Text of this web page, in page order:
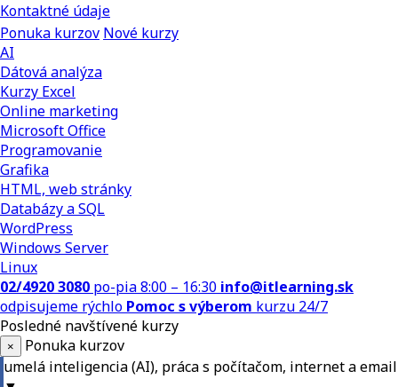
Kontaktné údaje
Ponuka kurzov Nové kurzy
AI
Dátová analýza
Kurzy Excel
Online marketing
Microsoft Office
Programovanie
Grafika
HTML, web stránky
Databázy a SQL
WordPress
Windows Server
Linux
02/4920 3080 po-pia 8:00 – 16:30 info@itlearning.sk
odpisujeme rýchlo Pomoc s výberom kurzu 24/7
Posledné navštívené kurzy
×
Ponuka kurzov
umelá inteligencia (AI), práca s počítačom, internet a email